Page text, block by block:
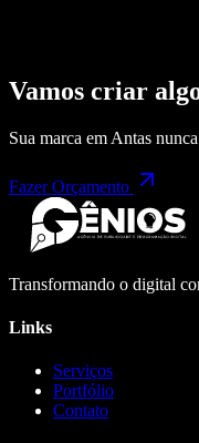
Vamos criar
Sua marca em Antas
Fazer Orçamento
Transformando o digital
Links
Serviços
Portfólio
Contato